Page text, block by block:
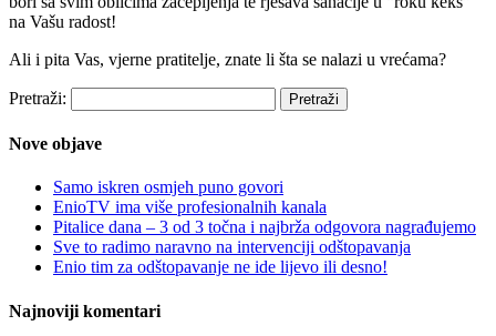
na Vašu radost!
Ali i pita Vas, vjerne pratitelje, znate li šta se nalazi u vrećama?
Pretraži:
Nove objave
Samo iskren osmjeh puno govori
EnioTV ima više profesionalnih kanala
Pitalice dana – 3 od 3 točna i najbrža odgovora nagrađujemo
Sve to radimo naravno na intervenciji odštopavanja
Enio tim za odštopavanje ne ide lijevo ili desno!
Najnoviji komentari